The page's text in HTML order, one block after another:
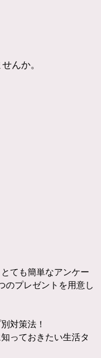
んか。
ても簡単なアンケー
のプレゼントを用意し
対策法！
っておきたい生活タ